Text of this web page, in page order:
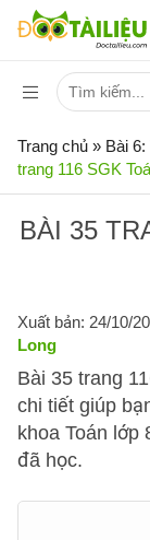
Trang chủ » Bài
trang 116 SGK
BÀI 35
Xuất bản: 24/10/
Long
Bài 35 trang
chi tiết giúp
khoa Toán lớp
đã học.